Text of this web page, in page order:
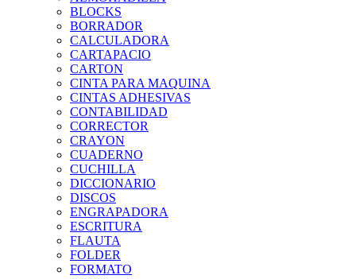
BLOCKS
BORRADOR
CALCULADORA
CARTAPACIO
CARTON
CINTA PARA MAQUINA
CINTAS ADHESIVAS
CONTABILIDAD
CORRECTOR
CRAYON
CUADERNO
CUCHILLA
DICCIONARIO
DISCOS
ENGRAPADORA
ESCRITURA
FLAUTA
FOLDER
FORMATO